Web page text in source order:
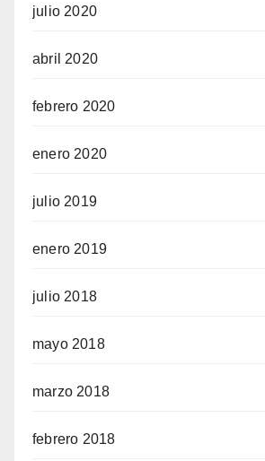
julio 2020
abril 2020
febrero 2020
enero 2020
julio 2019
enero 2019
julio 2018
mayo 2018
marzo 2018
febrero 2018